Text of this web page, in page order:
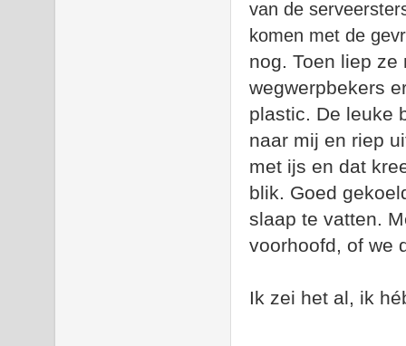
van de
komen met de
nog. Toen liep
wegwerpbekers
plastic. De leuke
naar mij en riep
met ijs en dat
blik. Goed
slaap te vatten.
voorhoofd, of we
Ik zei het al, ik